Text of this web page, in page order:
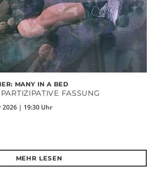
MANY IN A BED
FASSUNG
2026 | 19:30 Uhr
MEHR LESEN